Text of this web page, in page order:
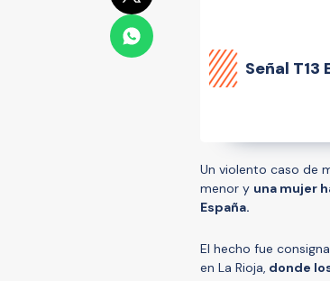
Señal T13
Un violento caso de
menor y una mujer
España.
El hecho fue
en La Rioja, donde